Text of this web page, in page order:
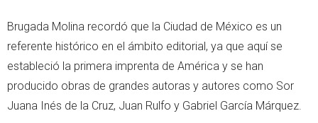
Brugada Molina recordó que la Ciudad de México es un
referente histórico en el ámbito editorial, ya que aquí se
estableció la primera imprenta de América y se han
producido obras de grandes autoras y autores como Sor
Juana Inés de la Cruz, Juan Rulfo y Gabriel García Márquez.